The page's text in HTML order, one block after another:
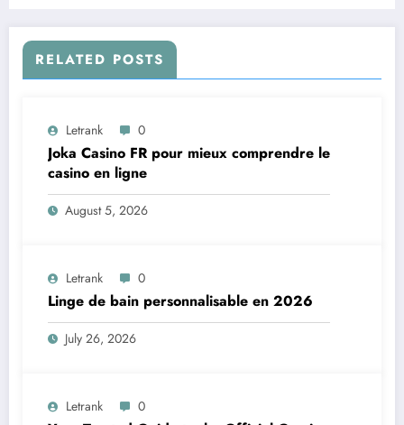
RELATED POSTS
Letrank 0
Joka Casino FR pour mieux comprendre le
casino en ligne
August 5, 2026
Letrank 0
Linge de bain personnalisable en 2026
July 26, 2026
Letrank 0